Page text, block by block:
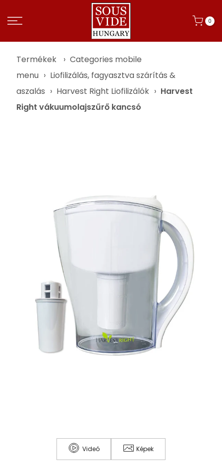
0
Termékek › Categories mobile
menu › Liofilizálás, fagyasztva szárítás &
aszalás › Harvest Right Liofilizálók › Harvest
Right vákuumolajszűrő kancsó
Videó Képek